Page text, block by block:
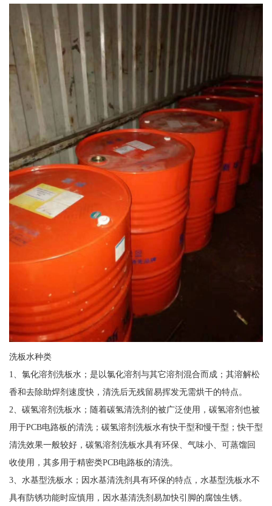
洗板水种类
1、氯化溶剂洗板水；是以氯化溶剂与其它溶剂混合而成；其溶解松
香和去除助焊剂速度快，清洗后无残留易挥发无需烘干的特点。
2、碳氢溶剂洗板水；随着碳氢清洗剂的被广泛使用，碳氢溶剂也被
用于PCB电路板的清洗；碳氢溶剂洗板水有快干型和慢干型；快干型
清洗效果一般较好，碳氢溶剂洗板水具有环保、气味小、可蒸馏回
收使用，其多用于精密类PCB电路板的清洗。
3、水基型洗板水；因水基清洗剂具有环保的特点，水基型洗板水不
具有防锈功能时应慎用，因水基清洗剂易加快引脚的腐蚀生锈。